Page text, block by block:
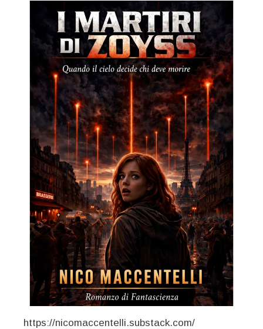
https://nicomaccentelli.substack.com/